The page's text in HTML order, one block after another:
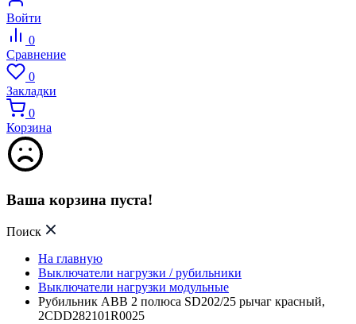
Войти
0
Сравнение
0
Закладки
0
Корзина
Ваша корзина пуста!
Поиск
На главную
Выключатели нагрузки / рубильники
Выключатели нагрузки модульные
Рубильник ABB 2 полюса SD202/25 рычаг красный,
2CDD282101R0025